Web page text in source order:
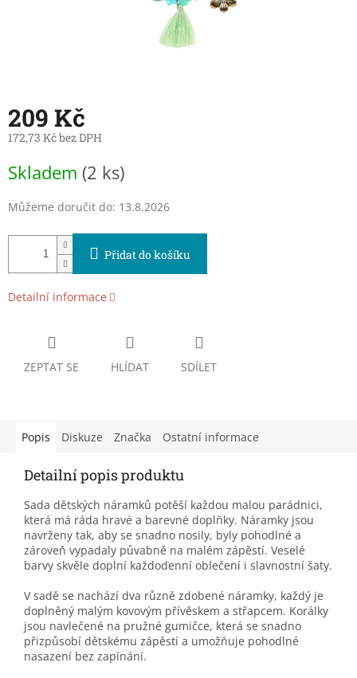
209 Kč
172,73 Kč bez DPH
cena:
Skladem (2 ks)
Můžeme doručit do: 13.8.2026
Přidat do košíku
Detailní informace
ZEPTAT SE HLÍDAT SDÍLET
Popis Diskuze Značka Ostatní informace
Detailní popis produktu
Sada dětských náramků potěší každou malou parádnici,
která má ráda hravé a barevné doplňky. Náramky jsou
navrženy tak, aby se snadno nosily, byly pohodlné a
zároveň vypadaly půvabně na malém zápěstí. Veselé
barvy skvěle doplní každodenní oblečení i slavnostní šaty.
V sadě se nachází dva různě zdobené náramky, každý je
doplněný malým kovovým přívěskem a střapcem. Korálky
jsou navlečené na pružné gumičce, která se snadno
přizpůsobí dětskému zápěstí a umožňuje pohodlné
nasazení bez zapínání.